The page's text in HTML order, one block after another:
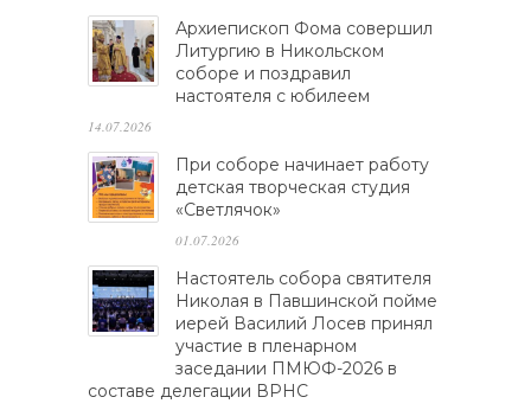
Архиепископ Фома совершил
Литургию в Никольском
соборе и поздравил
настоятеля с юбилеем
14.07.2026
При соборе начинает работу
детская творческая студия
«Светлячок»
01.07.2026
Настоятель собора святителя
Николая в Павшинской пойме
иерей Василий Лосев принял
участие в пленарном
заседании ПМЮФ-2026 в
составе делегации ВРНС